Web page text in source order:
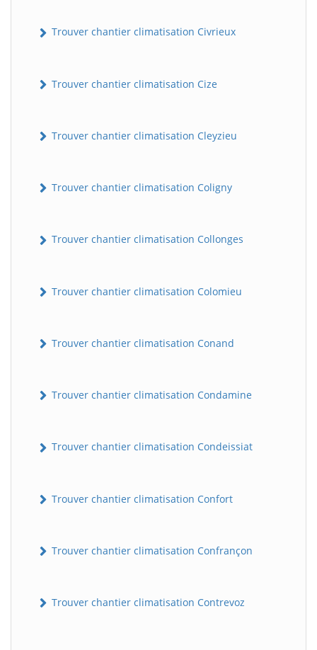
Trouver chantier climatisation Civrieux
Trouver chantier climatisation Cize
Trouver chantier climatisation Cleyzieu
Trouver chantier climatisation Coligny
Trouver chantier climatisation Collonges
Trouver chantier climatisation Colomieu
Trouver chantier climatisation Conand
Trouver chantier climatisation Condamine
Trouver chantier climatisation Condeissiat
Trouver chantier climatisation Confort
Trouver chantier climatisation Confrançon
Trouver chantier climatisation Contrevoz
BatiWebPro